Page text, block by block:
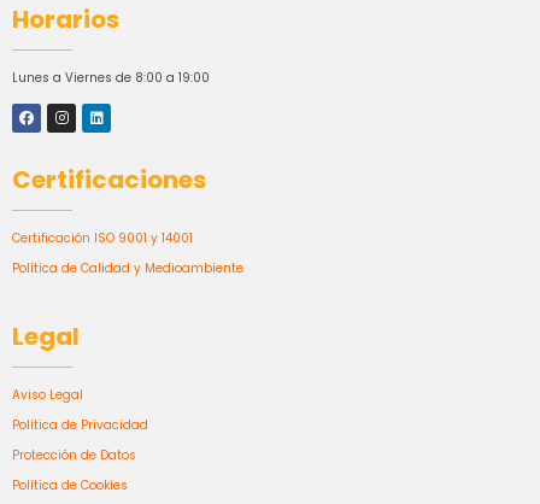
Horarios
Lunes a Viernes de 8:00 a 19:00
Certificaciones
Certificación ISO 9001 y 14001
Política de Calidad y Medioambiente
Legal
Aviso Legal
Política de Privacidad
Protección de Datos
Política de Cookies